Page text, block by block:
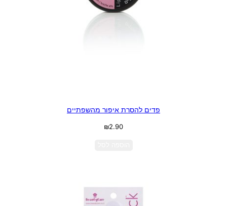
פדים להסרת איפור מהשפתיים
₪2.90